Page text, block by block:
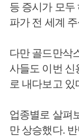
등 증시가 모두
파가 전 세계
다만 골드만삭
사들도 이번 신
로 내다보고 있
업종별로 살펴
만 상승했다.